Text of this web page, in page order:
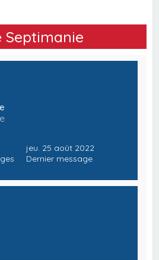
Septimanie
jeu. 25 août 2022
Dernier message